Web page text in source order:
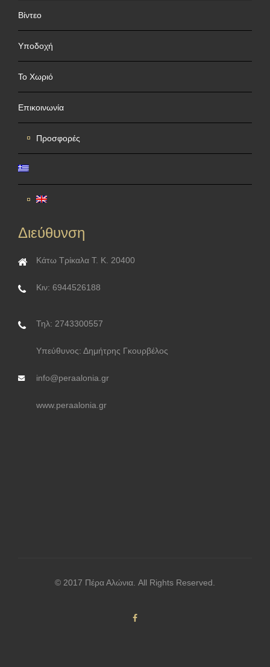
Βίντεο
Υποδοχή
Το Χωριό
Επικοινωνία
Προσφορές
Διεύθυνση
Κάτω Τρίκαλα Τ. Κ. 20400
Κιν: 6944526188
Τηλ: 2743300557
Υπεύθυνος: Δημήτρης Γκουρβέλος
info@peraalonia.gr
www.peraalonia.gr
© 2017 Πέρα Αλώνια. All Rights Reserved.